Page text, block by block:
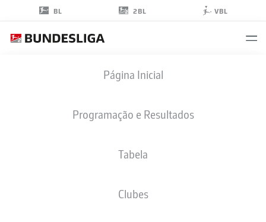
BL 2BL VBL
Página Inicial
Programação e Resultados
Tabela
Clubes